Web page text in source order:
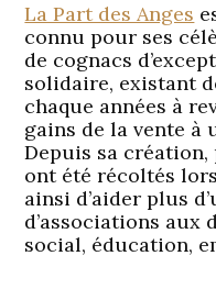
La Part des Anges
connu pour ses
de cognacs
solidaire, existant
chaque années à
gains de la vente à
Depuis sa création,
ont été récoltés
ainsi d’aider plus
d’associations aux
social, éducation,